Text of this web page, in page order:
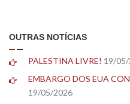
OUTRAS NOTÍCIAS
PALESTINA LIVRE! 19/
EMBARGO DOS EUA
19/05/2026